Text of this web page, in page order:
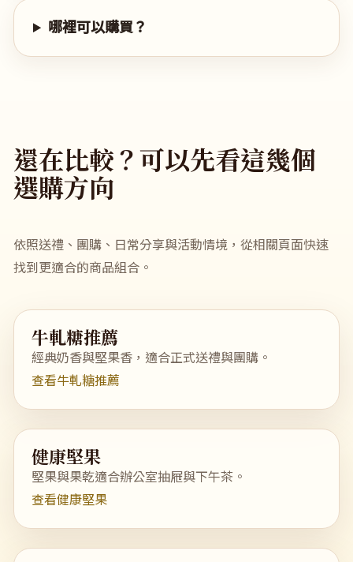
哪裡可以購買？
還在比較？可以先看這幾個
選購方向
依照送禮、團購、日常分享與活動情境，從相關頁面快速
找到更適合的商品組合。
牛軋糖推薦
經典奶香與堅果香，適合正式送禮與團購。
查看牛軋糖推薦
健康堅果
堅果與果乾適合辦公室抽屜與下午茶。
查看健康堅果